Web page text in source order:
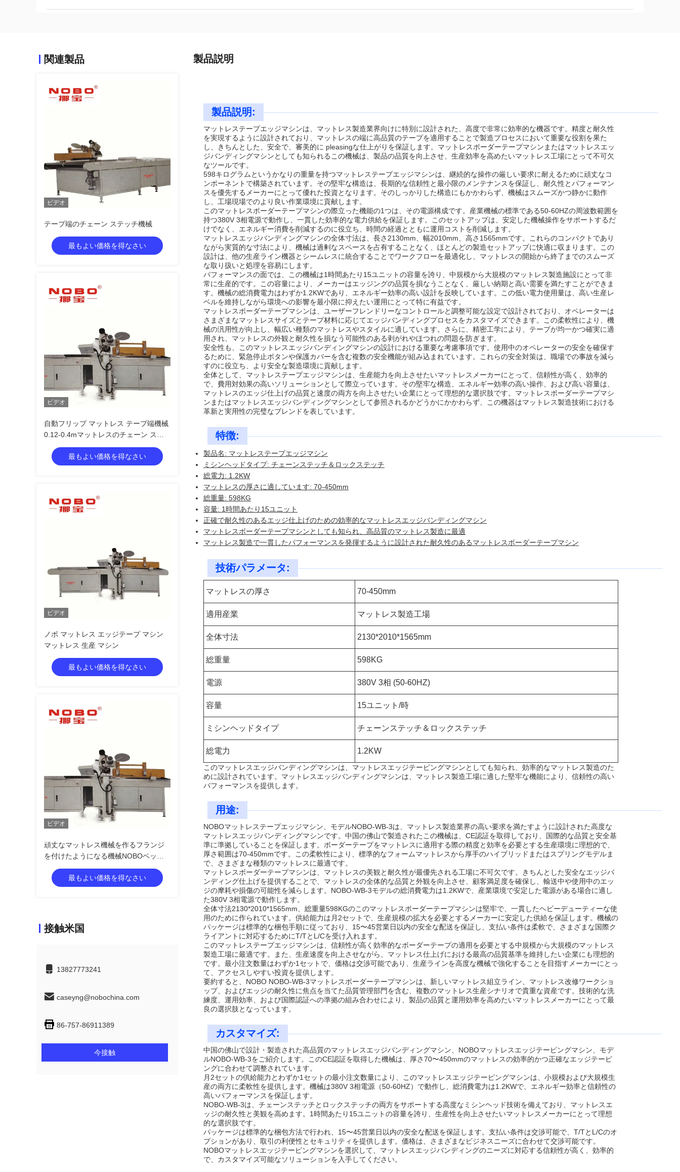
関連製品
ビデオ
テープ端のチェーン ステッチ機械
最もよい価格を得なさい
ビデオ
自動フリップ マットレス テープ端機械
0.12-0.4mマットレスのチェーン ステ
ッチ機械
最もよい価格を得なさい
ビデオ
ノボ マットレス エッジテープ マシン
マットレス 生産 マシン
最もよい価格を得なさい
ビデオ
頑丈なマットレス機械を作るフランジ
を付けたようになる機械NOBOベッド
のマットレス
最もよい価格を得なさい
接触米国
13827773241
caseyng@nobochina.com
86-757-86911389
今接触
製品説明
製品説明:
マットレステープエッジマシンは、マットレス製造業界向けに特別に設計された、高度で非常に効率的な機器です。精度と耐久性
を実現するように設計されており、マットレスの端に高品質のテープを適用することで製造プロセスにおいて重要な役割を果た
し、きちんとした、安全で、審美的に pleasingな仕上がりを保証します。マットレスボーダーテープマシンまたはマットレスエッ
ジバンディングマシンとしても知られるこの機械は、製品の品質を向上させ、生産効率を高めたいマットレス工場にとって不可欠
なツールです。
598キログラムというかなりの重量を持つマットレステープエッジマシンは、継続的な操作の厳しい要求に耐えるために頑丈なコ
ンポーネントで構築されています。その堅牢な構造は、長期的な信頼性と最小限のメンテナンスを保証し、耐久性とパフォーマン
スを優先するメーカーにとって優れた投資となります。そのしっかりした構造にもかかわらず、機械はスムーズかつ静かに動作
し、工場現場でのより良い作業環境に貢献します。
このマットレスボーダーテープマシンの際立った機能の1つは、その電源構成です。産業機械の標準である50-60HZの周波数範囲を
持つ380V 3相電源で動作し、一貫した効率的な電力供給を保証します。このセットアップは、安定した機械操作をサポートするだ
けでなく、エネルギー消費を削減するのに役立ち、時間の経過とともに運用コストを削減します。
マットレスエッジバンディングマシンの全体寸法は、長さ2130mm、幅2010mm、高さ1565mmです。これらのコンパクトであり
ながら実質的な寸法により、機械は過剰なスペースを占有することなく、ほとんどの製造セットアップに快適に収まります。この
設計は、他の生産ライン機器とシームレスに統合することでワークフローを最適化し、マットレスの開始から終了までのスムーズ
な取り扱いと処理を容易にします。
パフォーマンスの面では、この機械は1時間あたり15ユニットの容量を誇り、中規模から大規模のマットレス製造施設にとって非
常に生産的です。この容量により、メーカーはエッジングの品質を損なうことなく、厳しい納期と高い需要を満たすことができま
す。機械の総消費電力はわずか1.2KWであり、エネルギー効率の高い設計を反映しています。この低い電力使用量は、高い生産レ
ベルを維持しながら環境への影響を最小限に抑えたい運用にとって特に有益です。
マットレスボーダーテープマシンは、ユーザーフレンドリーなコントロールと調整可能な設定で設計されており、オペレーターは
さまざまなマットレスサイズとテープ材料に応じてエッジバンディングプロセスをカスタマイズできます。この柔軟性により、機
械の汎用性が向上し、幅広い種類のマットレスやスタイルに適しています。さらに、精密工学により、テープが均一かつ確実に適
用され、マットレスの外観と耐久性を損なう可能性のある剥がれやほつれの問題を防ぎます。
安全性も、このマットレスエッジバンディングマシンの設計における重要な考慮事項です。使用中のオペレーターの安全を確保す
るために、緊急停止ボタンや保護カバーを含む複数の安全機能が組み込まれています。これらの安全対策は、職場での事故を減ら
すのに役立ち、より安全な製造環境に貢献します。
全体として、マットレステープエッジマシンは、生産能力を向上させたいマットレスメーカーにとって、信頼性が高く、効率的
で、費用対効果の高いソリューションとして際立っています。その堅牢な構造、エネルギー効率の高い操作、および高い容量は、
マットレスのエッジ仕上げの品質と速度の両方を向上させたい企業にとって理想的な選択肢です。マットレスボーダーテープマシ
ンまたはマットレスエッジバンディングマシンとして参照されるかどうかにかかわらず、この機器はマットレス製造技術における
革新と実用性の完璧なブレンドを表しています。
特徴:
製品名: マットレステープエッジマシン
ミシンヘッドタイプ: チェーンステッチ＆ロックステッチ
総電力: 1.2KW
マットレスの厚さに適しています: 70-450mm
総重量: 598KG
容量: 1時間あたり15ユニット
正確で耐久性のあるエッジ仕上げのための効率的なマットレスエッジバンディングマシン
マットレスボーダーテープマシンとしても知られ、高品質のマットレス製造に最適
マットレス製造で一貫したパフォーマンスを発揮するように設計された耐久性のあるマットレスボーダーテープマシン
技術パラメータ:
マットレスの厚さ 70-450mm
適用産業 マットレス製造工場
全体寸法 2130*2010*1565mm
総重量 598KG
電源 380V 3相 (50-60HZ)
容量 15ユニット/時
ミシンヘッドタイプ チェーンステッチ＆ロックステッチ
総電力 1.2KW
このマットレスエッジバンディングマシンは、マットレスエッジテーピングマシンとしても知られ、効率的なマットレス製造のた
めに設計されています。マットレスエッジバンディングマシンは、マットレス製造工場に適した堅牢な機能により、信頼性の高い
パフォーマンスを提供します。
用途:
NOBOマットレステープエッジマシン、モデルNOBO-WB-3は、マットレス製造業界の高い要求を満たすように設計された高度な
マットレスエッジバンディングマシンです。中国の佛山で製造されたこの機械は、CE認証を取得しており、国際的な品質と安全基
準に準拠していることを保証します。ボーダーテープをマットレスに適用する際の精度と効率を必要とする生産環境に理想的で、
厚さ範囲は70-450mmです。この柔軟性により、標準的なフォームマットレスから厚手のハイブリッドまたはスプリングモデルま
で、さまざまな種類のマットレスに最適です。
マットレスボーダーテープマシンは、マットレスの美観と耐久性が最優先される工場に不可欠です。きちんとした安全なエッジバ
ンディング仕上げを提供することで、マットレスの全体的な品質と外観を向上させ、顧客満足度を確保し、輸送中や使用中のエッ
ジの摩耗や損傷の可能性を減らします。NOBO-WB-3モデルの総消費電力は1.2KWで、産業環境で安定した電源がある場合に適し
た380V 3相電源で動作します。
全体寸法2130*2010*1565mm、総重量598KGのこのマットレスボーダーテープマシンは堅牢で、一貫したヘビーデューティーな使
用のために作られています。供給能力は月2セットで、生産規模の拡大を必要とするメーカーに安定した供給を保証します。機械の
パッケージは標準的な梱包手順に従っており、15〜45営業日以内の安全な配送を保証し、支払い条件は柔軟で、さまざまな国際ク
ライアントに対応するためにT/TとL/Cを受け入れます。
このマットレステープエッジマシンは、信頼性が高く効率的なボーダーテープの適用を必要とする中規模から大規模のマットレス
製造工場に最適です。また、生産速度を向上させながら、マットレス仕上げにおける最高の品質基準を維持したい企業にも理想的
です。最小注文数量はわずか1セットで、価格は交渉可能であり、生産ラインを高度な機械で強化することを目指すメーカーにとっ
て、アクセスしやすい投資を提供します。
要約すると、NOBO NOBO-WB-3マットレスボーダーテープマシンは、新しいマットレス組立ライン、マットレス改修ワークショ
ップ、およびエッジの耐久性に焦点を当てた品質管理部門を含む、複数のマットレス生産シナリオで貴重な資産です。技術的な洗
練度、運用効率、および国際認証への準拠の組み合わせにより、製品の品質と運用効率を高めたいマットレスメーカーにとって最
良の選択肢となっています。
カスタマイズ:
中国の佛山で設計・製造された高品質のマットレスエッジバンディングマシン、NOBOマットレスエッジテーピングマシン、モデ
ルNOBO-WB-3をご紹介します。このCE認証を取得した機械は、厚さ70〜450mmのマットレスの効率的かつ正確なエッジテーピ
ングに合わせて調整されています。
月2セットの供給能力とわずか1セットの最小注文数量により、このマットレスエッジテーピングマシンは、小規模および大規模生
産の両方に柔軟性を提供します。機械は380V 3相電源（50-60HZ）で動作し、総消費電力は1.2KWで、エネルギー効率と信頼性の
高いパフォーマンスを保証します。
NOBO-WB-3は、チェーンステッチとロックステッチの両方をサポートする高度なミシンヘッド技術を備えており、マットレスエ
ッジの耐久性と美観を高めます。1時間あたり15ユニットの容量を誇り、生産性を向上させたいマットレスメーカーにとって理想
的な選択肢です。
パッケージは標準的な梱包方法で行われ、15〜45営業日以内の安全な配送を保証します。支払い条件は交渉可能で、T/TとL/Cのオ
プションがあり、取引の利便性とセキュリティを提供します。価格は、さまざまなビジネスニーズに合わせて交渉可能です。
NOBOマットレスエッジテーピングマシンを選択して、マットレスエッジバンディングのニーズに対応する信頼性が高く、効率的
で、カスタマイズ可能なソリューションを入手してください。